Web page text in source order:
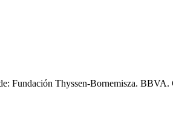
Fundación Thyssen-Bornemisza.